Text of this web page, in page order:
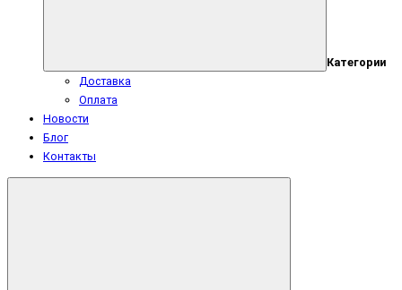
Категории
Доставка
Оплата
Новости
Блог
Контакты